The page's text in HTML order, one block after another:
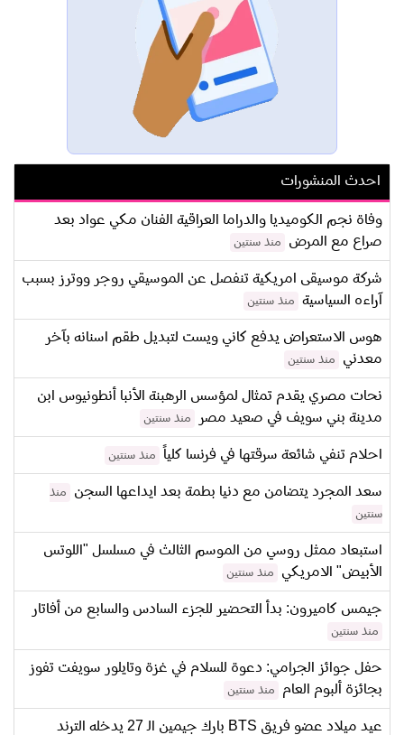
احدث المنشورات
وفاة نجم الكوميديا والدراما العراقية الفنان مكي عواد بعد
صراع مع المرض
منذ سنتين
شركة موسيقى امريكية تنفصل عن الموسيقي روجر ووترز بسبب
آراءه السياسية
منذ سنتين
هوس الاستعراض يدفع كاني ويست لتبديل طقم اسنانه بآخر
معدني
منذ سنتين
نحات مصري يقدم تمثال لمؤسس الرهبنة الأنبا أنطونيوس ابن
مدينة بني سويف في صعيد مصر
منذ سنتين
احلام تنفي شائعة سرقتها في فرنسا كلياً منذ سنتين
سعد المجرد يتضامن مع دنيا بطمة بعد ايداعها السجن
منذ
سنتين
استبعاد ممثل روسي من الموسم الثالث في مسلسل "اللوتس
الأبيض" الامريكي
منذ سنتين
جيمس كاميرون: بدأ التحضير للجزء السادس والسابع من أفاتار
منذ سنتين
حفل جوائز الجرامي: دعوة للسلام في غزة وتايلور سويفت تفوز
بجائزة ألبوم العام
منذ سنتين
عيد ميلاد عضو فريق BTS بارك جيمين الـ 27 يدخله الترند